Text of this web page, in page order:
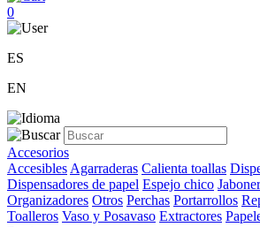
0
ES
EN
Accesorios
Accesibles Agarraderas Calienta toallas
Dispensadores de papel Espejo chico
Organizadores Otros Perchas Portarrollos
Toalleros Vaso y Posavaso Extractores